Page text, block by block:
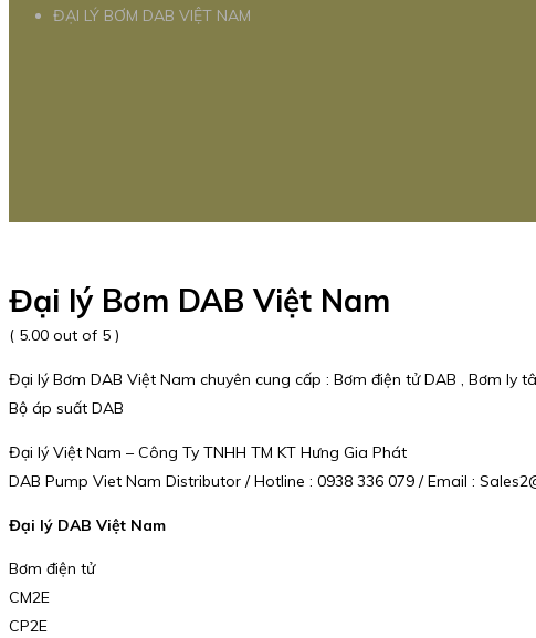
ĐẠI LÝ BƠM DAB VIỆT NAM
Đại lý Bơm DAB Việt Nam
( 5.00 out of 5 )
Đại lý Bơm DAB Việt Nam chuyên cung cấp : Bơm điện tử DAB , Bơm ly
Bộ áp suất DAB
Đại lý Việt Nam – Công Ty TNHH TM KT Hưng Gia Phát
DAB Pump Viet Nam Distributor / Hotline : 0938 336 079 / Email :
Đại lý DAB Việt Nam
Bơm điện tử
CM2E
CP2E